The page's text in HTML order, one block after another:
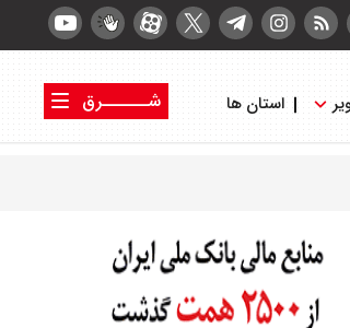
استان ها
شــــــرق